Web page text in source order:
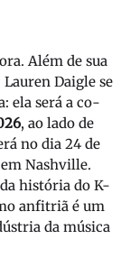
Além de sua
Daigle se
ela será a co-
, ao lado de
no dia 24 de
Nashville.
história do K-
anfitriã é um
da música